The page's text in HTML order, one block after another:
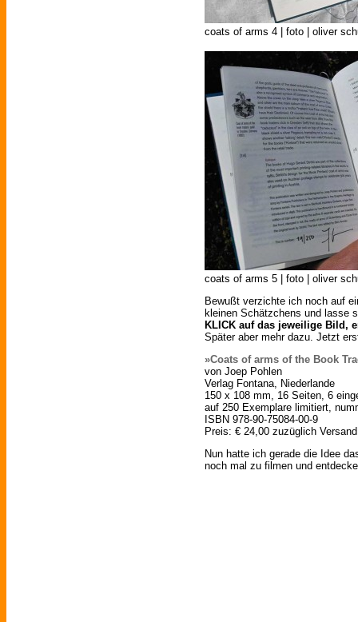
coats of arms 4 | foto | oliver
coats of arms 5 | foto | oliver
Bewußt verzichte ich noch auf
kleinen Schätzchens und lasse
KLICK auf das jeweilige Bild,
Später aber mehr dazu. Jetzt
»Coats of arms of the Book
von Joep Pohlen
Verlag Fontana, Niederlande
150 x 108 mm, 16 Seiten, 6
auf 250 Exemplare limitiert,
ISBN 978-90-75084-00-9
Preis: € 24,00 zuzüglich Versand
Nun hatte ich gerade die Idee
noch mal zu filmen und